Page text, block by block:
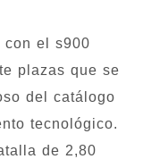
con el s900
plazas que se
del catálogo
tecnológico.
de 2,80